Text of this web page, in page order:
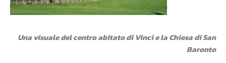
Una visuale del centro abitato di Vinci e la Chiesa di San
Baronto